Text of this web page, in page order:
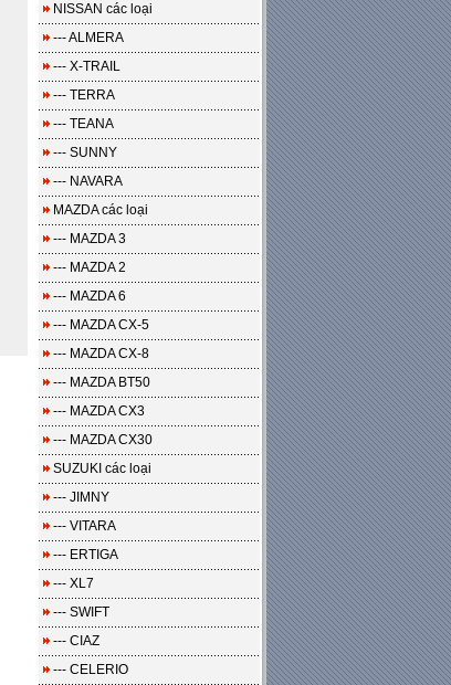
NISSAN các loại
--- ALMERA
--- X-TRAIL
--- TERRA
--- TEANA
--- SUNNY
--- NAVARA
MAZDA các loại
--- MAZDA 3
--- MAZDA 2
--- MAZDA 6
--- MAZDA CX-5
--- MAZDA CX-8
--- MAZDA BT50
--- MAZDA CX3
--- MAZDA CX30
SUZUKI các loại
--- JIMNY
--- VITARA
--- ERTIGA
--- XL7
--- SWIFT
--- CIAZ
--- CELERIO